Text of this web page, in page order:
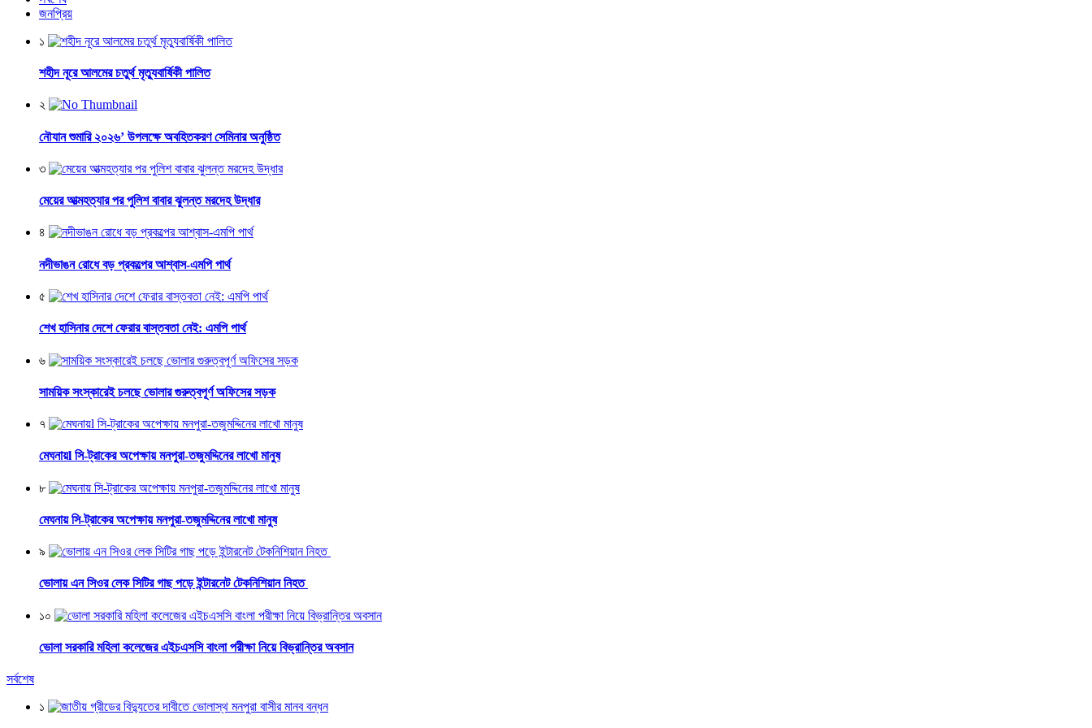
জনপ্রিয়
১
শহীদ নূরে আলমের চতুর্থ মৃত্যুবার্ষিকী পালিত
২
নৌযান শুমারি ২০২৬’ উপলক্ষে অবহিতকরণ সেমিনার অনুষ্ঠিত
৩
মেয়ের আত্মহত্যার পর পুলিশ বাবার ঝুলন্ত মরদেহ উদ্ধার
৪
নদীভাঙন রোধে বড় প্রকল্পের আশ্বাস-এমপি পার্থ
৫
শেখ হাসিনার দেশে ফেরার বাস্তবতা নেই: এমপি পার্থ
৬
সাময়িক সংস্কারেই চলছে ভোলার গুরুত্বপূর্ণ অফিসের সড়ক
৭
মেঘনায়l সি-ট্রাকের অপেক্ষায় মনপুরা-তজুমদ্দিনের লাখো মানুষ
৮
মেঘনায় সি-ট্রাকের অপেক্ষায় মনপুরা-তজুমদ্দিনের লাখো মানুষ
৯
ভোলায় এন সিওর লেক সিটির গাছ পড়ে ইন্টারনেট টেকনিশিয়ান নিহত
১০
ভোলা সরকারি মহিলা কলেজের এইচএসসি বাংলা পরীক্ষা নিয়ে বিভ্রান্তির অবসান
সর্বশেষ
১